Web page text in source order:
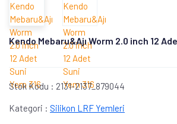
Kendo Mebaru&Ajı Worm 2.0 inch 12
Stok Kodu : 2131-2137_879044
Kategori : Silikon LRF Yemleri